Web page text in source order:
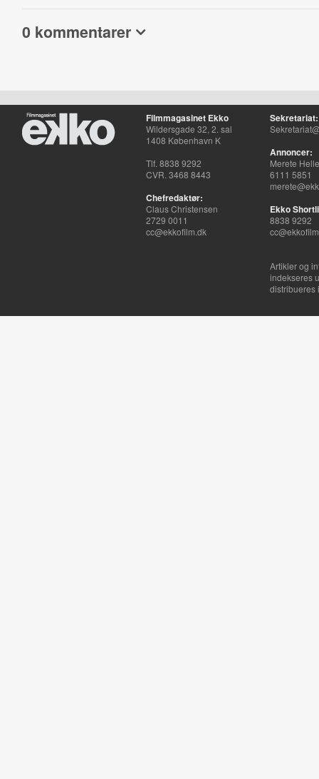
0 kommentarer
Filmmagasinet Ekko
Wildersgade 32, 2. sal
1408 København K
Tlf. 8838 9292
CVR. 3468 8443
Chefredaktør:
Claus Christensen
2729 0011
cc@ekkofilm.dk
Sekretariat:
Annoncer:
Merete
6111 5851
Ekko
8838 9292
Artikler og
indekseres
distribueres